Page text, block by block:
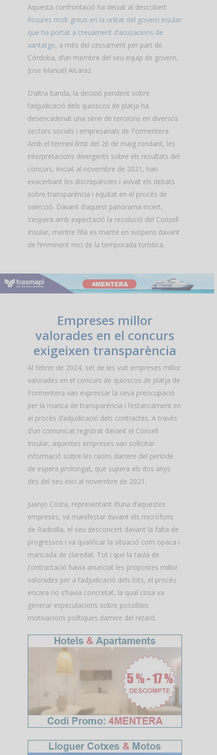
Aquesta confrontació ha deixat al descobert
fissures molt greus en la unitat del govern insular
que ha portat a creuament d’acusacions de
xantatge, a més del cessament per part de
Córdoba, d’un membre del seu equip de govern,
Jose Manuel Alcaraz.
D’altra banda, la decisió pendent sobre
l’adjudicació dels quioscos de platja ha
desencadenat una sèrie de tensions en diversos
sectors socials i empresarials de Formentera.
Amb el termini límit del 26 de maig rondant, les
interpretacions divergents sobre els resultats del
concurs, iniciat al novembre de 2021, han
exacerbant les discrepàncies i avivat els debats
sobre transparència i equitat en el procés de
selecció. Davant d’aquest panorama incert,
s’espera amb expectació la resolució del Consell
Insular, mentre l’illa es manté en suspens davant
de l’imminent inici de la temporada turística.
Empreses millor
valorades en el concurs
exigeixen transparència
Al febrer de 2024, set de les vuit empreses millor
valorades en el concurs de quioscos de platja de
Formentera van expressar la seva preocupació
per la manca de transparència i l’estancament en
el procés d’adjudicació dels contractes. A través
d’un comunicat registrat davant el Consell
Insular, aquestes empreses van sol·licitar
informació sobre les raons darrere del període
de espera prolongat, que supera els dos anys
des del seu inici al novembre de 2021.
Juanjo Costa, representant d’una d’aquestes
empreses, va manifestar davant els micròfons
de Radioilla, el seu desconcert davant la falta de
progressos i va qualificar la situació com opaca i
mancada de claredat. Tot i que la taula de
contractació havia anunciat les propostes millor
valorades per a l’adjudicació dels lots, el procés
encara no s’havia concretat, la qual cosa va
generar especulacions sobre possibles
motivacions polítiques darrere del retard.